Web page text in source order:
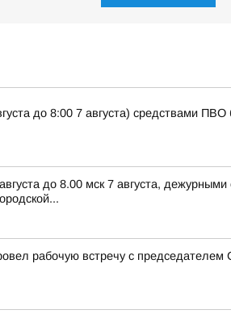
до 8:00 7 августа) средствами
до 8.00 мск 7 августа,
рабочую встречу с